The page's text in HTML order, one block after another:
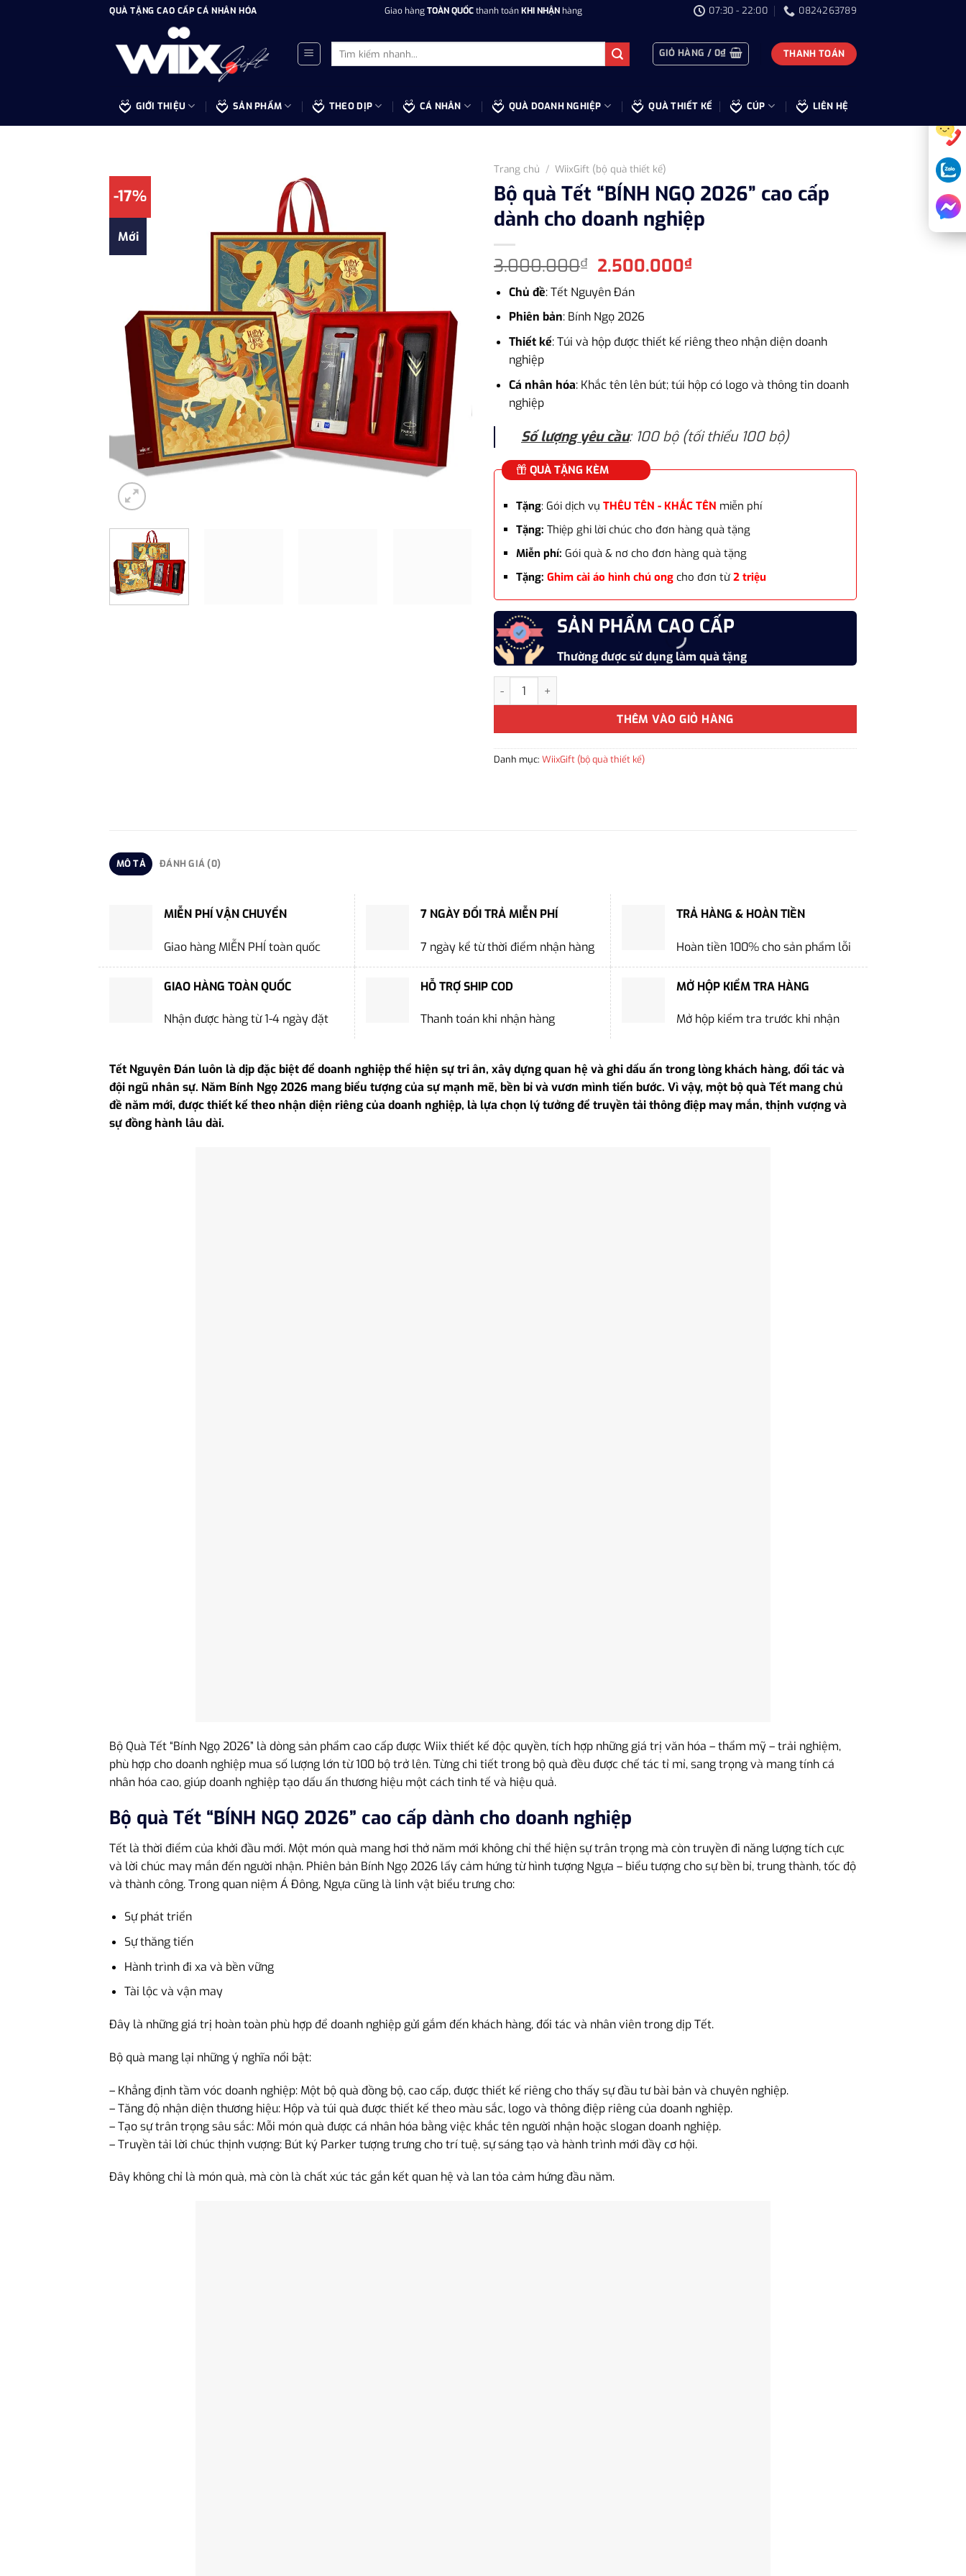
QUÀ TẶNG CAO CẤP CÁ NHÂN HÓA Giao hàngTOÀN QUỐCthanh toánKHI NHẬNhàng 07:30 - 22:00 0824263789
Tìm
kiếm:
GIỎ HÀNG / 0₫ THANH TOÁN
GIỚI THIỆU SẢN PHẨM THEO DỊP CÁ NHÂN QUÀ DOANH NGHIỆP QUÀ THIẾT KẾ CÚP LIÊN HỆ
-17%
Mới
Trang chủ / WiixGift (bộ quà thiết kế)
Bộ quà Tết “BÍNH NGỌ 2026” cao cấp
dành cho doanh nghiệp
3.000.000₫ Giá
gốc
là:
3.000.000₫.
2.500.000₫Giá
2.500.000₫.
Chủ đề: Tết Nguyên Đán
Phiên bản: Bính Ngọ 2026
Thiết kế: Túi và hộp được thiết kế riêng theo nhận diện doanh
nghiệp
Cá nhân hóa: Khắc tên lên bút; túi hộp có logo và thông tin doanh
nghiệp
Số lượng yêu cầu: 100 bộ (tối thiểu 100 bộ)
QUÀ TẶNG KÈM
Tặng: Gói dịch vụ THÊU TÊN - KHẮC TÊN miễn phí
Tặng: Thiệp ghi lời chúc cho đơn hàng quà tặng
Miễn phí: Gói quà & nơ cho đơn hàng quà tặng
Tặng: Ghim cài áo hình chú ongcho đơn từ 2 triệu
SẢN PHẨM CAO CẤP
Thường được sử dụng làm quà tặng
Bộ quà Tết "BÍNH NGỌ 2026" cao cấp dành cho doanh nghiệp số lượng
THÊM VÀO GIỎ HÀNG
Danh mục: WiixGift (bộ quà thiết kế)
MÔ TẢ ĐÁNH GIÁ (0)
MIỄN PHÍ VẬN CHUYỂN
Giao hàng MIỄN PHÍ toàn quốc
7 NGÀY ĐỔI TRẢ MIỄN PHÍ
7 ngày kể từ thời điểm nhận hàng
TRẢ HÀNG & HOÀN TIỀN
Hoàn tiền 100% cho sản phẩm lỗi
GIAO HÀNG TOÀN QUỐC
Nhận được hàng từ 1-4 ngày đặt
HỖ TRỢ SHIP COD
Thanh toán khi nhận hàng
MỞ HỘP KIỂM TRA HÀNG
Mở hộp kiểm tra trước khi nhận
Tết Nguyên Đán luôn là dịp đặc biệt để doanh nghiệp thể hiện sự tri ân, xây dựng quan hệ và ghi dấu ấn trong lòng khách hàng, đối tác và
đội ngũ nhân sự. Năm Bính Ngọ 2026 mang biểu tượng của sự mạnh mẽ, bền bỉ và vươn mình tiến bước. Vì vậy, một bộ quà Tết mang chủ
đề năm mới, được thiết kế theo nhận diện riêng của doanh nghiệp, là lựa chọn lý tưởng để truyền tải thông điệp may mắn, thịnh vượng và
sự đồng hành lâu dài.
Bộ Quà Tết “Bính Ngọ 2026” là dòng sản phẩm cao cấp được Wiix thiết kế độc quyền, tích hợp những giá trị văn hóa – thẩm mỹ – trải nghiệm,
phù hợp cho doanh nghiệp mua số lượng lớn từ 100 bộ trở lên. Từng chi tiết trong bộ quà đều được chế tác tỉ mỉ, sang trọng và mang tính cá
nhân hóa cao, giúp doanh nghiệp tạo dấu ấn thương hiệu một cách tinh tế và hiệu quả.
Bộ quà Tết “BÍNH NGỌ 2026” cao cấp dành cho doanh nghiệp
Tết là thời điểm của khởi đầu mới. Một món quà mang hơi thở năm mới không chỉ thể hiện sự trân trọng mà còn truyền đi năng lượng tích cực
và lời chúc may mắn đến người nhận. Phiên bản Bính Ngọ 2026 lấy cảm hứng từ hình tượng Ngựa – biểu tượng cho sự bền bỉ, trung thành, tốc độ
và thành công. Trong quan niệm Á Đông, Ngựa cũng là linh vật biểu trưng cho:
Sự phát triển
Sự thăng tiến
Hành trình đi xa và bền vững
Tài lộc và vận may
Đây là những giá trị hoàn toàn phù hợp để doanh nghiệp gửi gắm đến khách hàng, đối tác và nhân viên trong dịp Tết.
Bộ quà mang lại những ý nghĩa nổi bật:
– Khẳng định tầm vóc doanh nghiệp: Một bộ quà đồng bộ, cao cấp, được thiết kế riêng cho thấy sự đầu tư bài bản và chuyên nghiệp.
– Tăng độ nhận diện thương hiệu: Hộp và túi quà được thiết kế theo màu sắc, logo và thông điệp riêng của doanh nghiệp.
– Tạo sự trân trọng sâu sắc: Mỗi món quà được cá nhân hóa bằng việc khắc tên người nhận hoặc slogan doanh nghiệp.
– Truyền tải lời chúc thịnh vượng: Bút ký Parker tượng trưng cho trí tuệ, sự sáng tạo và hành trình mới đầy cơ hội.
Đây không chỉ là món quà, mà còn là chất xúc tác gắn kết quan hệ và lan tỏa cảm hứng đầu năm.